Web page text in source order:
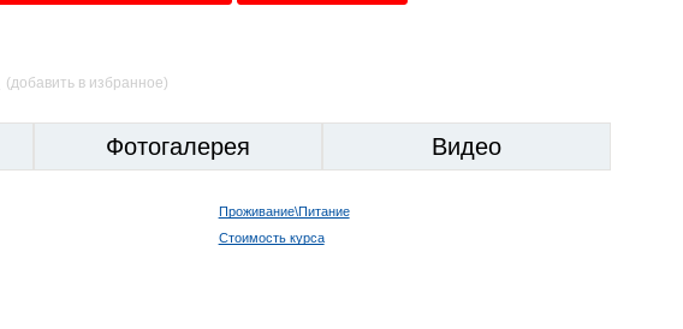
(добавить в избранное)
Фотогалерея Видео
Проживание\Питание
Стоимость курса